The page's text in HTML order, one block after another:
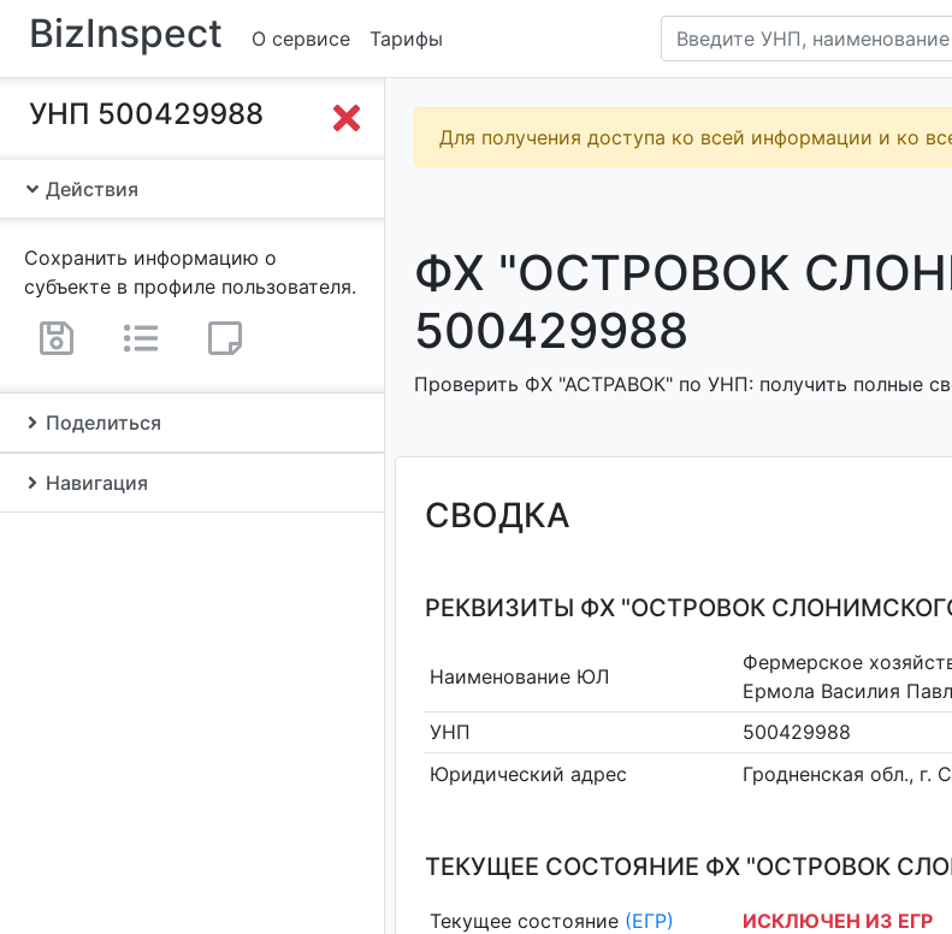
BizInspect О сервисе Тарифы
УНП 500429988
Действия
Сохранить информацию о
субъекте в профиле пользователя.
Поделиться
Навигация
Для получения доступа ко всей информации и ко
ФХ "ОСТРОВОК
500429988
Проверить ФХ "АСТРАВОК" по УНП: получить полные
СВОДКА
РЕКВИЗИТЫ ФХ "ОСТРОВОК
Наименование ЮЛ
Фермерское
Ермола Василия
УНП
500429988
Юридический адрес
Гродненская обл., г.
ТЕКУЩЕЕ СОСТОЯНИЕ ФХ "ОСТРОВОК
Текущее состояние (ЕГР)
ИСКЛЮЧЕН ИЗ ЕГР